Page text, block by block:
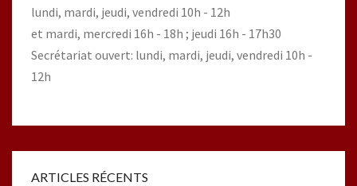
lundi, mardi, jeudi, vendredi 10h - 12h
et mardi, mercredi 16h - 18h ; jeudi 16h - 17h30
Secrétariat ouvert: lundi, mardi, jeudi, vendredi 10h -
12h
ARTICLES RÉCENTS